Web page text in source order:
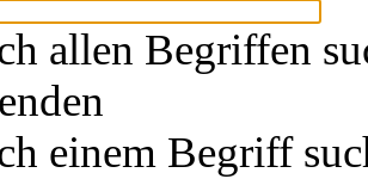
allen Begriffen
einem Begriff